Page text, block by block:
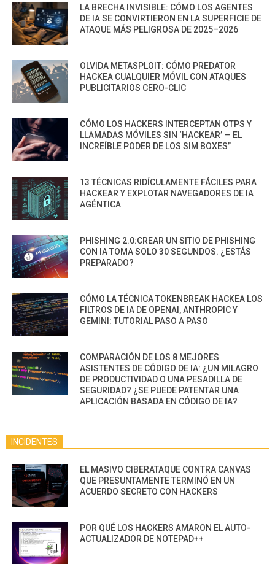
LA BRECHA INVISIBLE: CÓMO LOS AGENTES
DE IA SE CONVIRTIERON EN LA SUPERFICIE DE
ATAQUE MÁS PELIGROSA DE 2025–2026
OLVIDA METASPLOIT: CÓMO PREDATOR
HACKEA CUALQUIER MÓVIL CON ATAQUES
PUBLICITARIOS CERO-CLIC
CÓMO LOS HACKERS INTERCEPTAN OTPS Y
LLAMADAS MÓVILES SIN ‘HACKEAR’ — EL
INCREÍBLE PODER DE LOS SIM BOXES”
13 TÉCNICAS RIDÍCULAMENTE FÁCILES PARA
HACKEAR Y EXPLOTAR NAVEGADORES DE IA
AGÉNTICA
PHISHING 2.0:CREAR UN SITIO DE PHISHING
CON IA TOMA SOLO 30 SEGUNDOS. ¿ESTÁS
PREPARADO?
CÓMO LA TÉCNICA TOKENBREAK HACKEA LOS
FILTROS DE IA DE OPENAI, ANTHROPIC Y
GEMINI: TUTORIAL PASO A PASO
COMPARACIÓN DE LOS 8 MEJORES
ASISTENTES DE CÓDIGO DE IA: ¿UN MILAGRO
DE PRODUCTIVIDAD O UNA PESADILLA DE
SEGURIDAD? ¿SE PUEDE PATENTAR UNA
APLICACIÓN BASADA EN CÓDIGO DE IA?
INCIDENTES
EL MASIVO CIBERATAQUE CONTRA CANVAS
QUE PRESUNTAMENTE TERMINÓ EN UN
ACUERDO SECRETO CON HACKERS
POR QUÉ LOS HACKERS AMARON EL AUTO-
ACTUALIZADOR DE NOTEPAD++